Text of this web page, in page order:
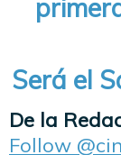
Será el
De la
Follow